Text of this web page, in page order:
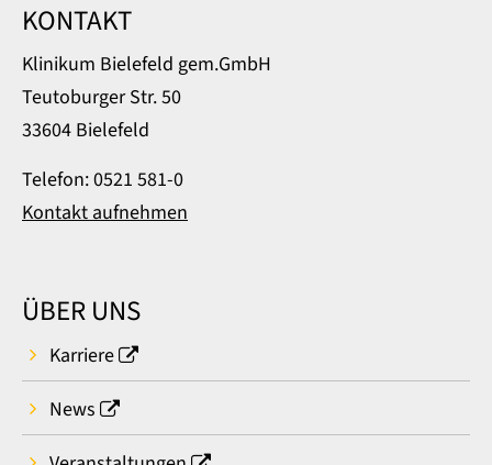
KONTAKT
Klinikum Bielefeld gem.GmbH
Teutoburger Str. 50
33604 Bielefeld
Telefon: 0521 581-0
Kontakt aufnehmen
ÜBER UNS
Karriere
News